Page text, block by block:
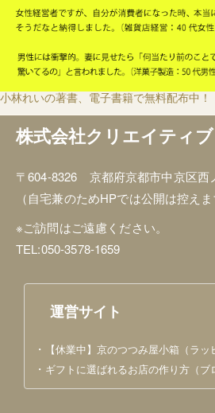
小林れいの著書、電子書籍で無料配布中！
株式会社クリエイティ
〒604-8326 京都府京都市中京区西
（自宅兼のためHPでは公開は控えま
※ご訪問はご遠慮ください。
TEL:050-3578-1659
運営サイト
・ 【休業中】京のつつみ屋小箱（ラッ
・ ギフトに選ばれるお店の作り方（ブ